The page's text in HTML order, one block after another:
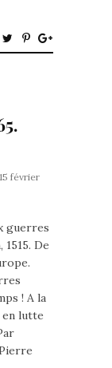
15 février
guerres
1515. De
! A la
lutte